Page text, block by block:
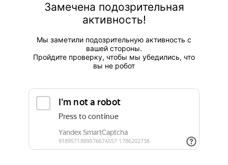
Замечена подозрительная
активность!
Мы заметили подозрительную активность с
вашей стороны.
Пройдите проверку, чтобы мы убедились, что
вы не робот